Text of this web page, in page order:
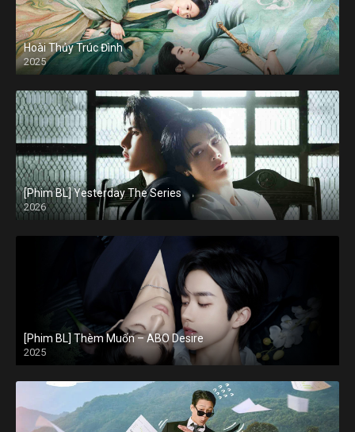
Hoài Thủy Trúc Đình
2025
[Phim BL] Yesterday The Series
2026
[Phim BL] Thèm Muốn – ABO Desire
2025